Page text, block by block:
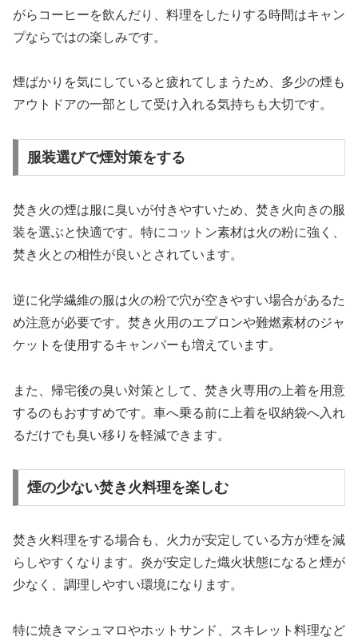
がらコーヒーを飲んだり、料理をしたりする時間はキャン
プならではの楽しみです。
煙ばかりを気にしていると疲れてしまうため、多少の煙も
アウトドアの一部として受け入れる気持ちも大切です。
服装選びで煙対策をする
焚き火の煙は服に臭いが付きやすいため、焚き火向きの服
装を選ぶと快適です。特にコットン素材は火の粉に強く、
焚き火との相性が良いとされています。
逆に化学繊維の服は火の粉で穴が空きやすい場合があるた
め注意が必要です。焚き火用のエプロンや難燃素材のジャ
ケットを使用するキャンパーも増えています。
また、帰宅後の臭い対策として、焚き火専用の上着を用意
するのもおすすめです。車へ乗る前に上着を収納袋へ入れ
るだけでも臭い移りを軽減できます。
煙の少ない焚き火料理を楽しむ
焚き火料理をする場合も、火力が安定している方が煙を減
らしやすくなります。炎が安定した熾火状態になると煙が
少なく、調理しやすい環境になります。
特に焼きマシュマロやホットサンド、スキレット料理など